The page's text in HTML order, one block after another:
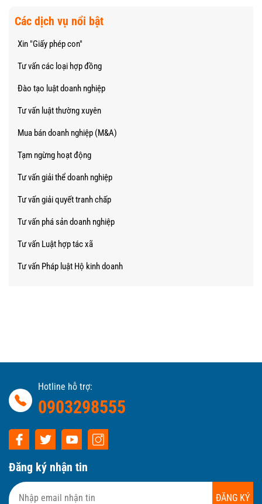
Các dịch vụ nổi bật
Xin "Giấy phép con"
Tư vấn các loại hợp đồng
Đào tạo luật doanh nghiệp
Tư vấn luật thường xuyên
Mua bán doanh nghiệp (M&A)
Tạm ngừng hoạt động
Tư vấn giải thể doanh nghiệp
Tư vấn giải quyết tranh chấp
Tư vấn phá sản doanh nghiệp
Tư vấn Luật hợp tác xã
Tư vấn Pháp luật Hộ kinh doanh
Hotline hỗ trợ:
0903298555
Đăng ký nhận tin
ĐĂNG KÝ